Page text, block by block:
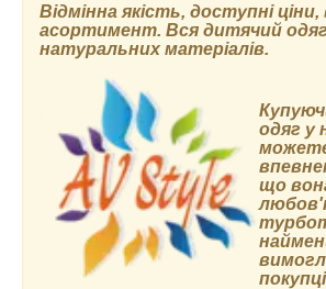
Відмінна якість, доступні
асортимент. Вся дитячий
натуральних матеріалів.
одяг у
що